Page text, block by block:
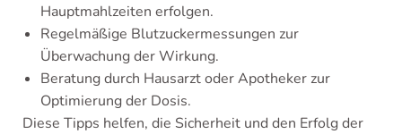
Hauptmahlzeiten erfolgen.
Regelmäßige Blutzuckermessungen zur
Überwachung der Wirkung.
Beratung durch Hausarzt oder Apotheker zur
Optimierung der Dosis.
Diese Tipps helfen, die Sicherheit und den Erfolg der